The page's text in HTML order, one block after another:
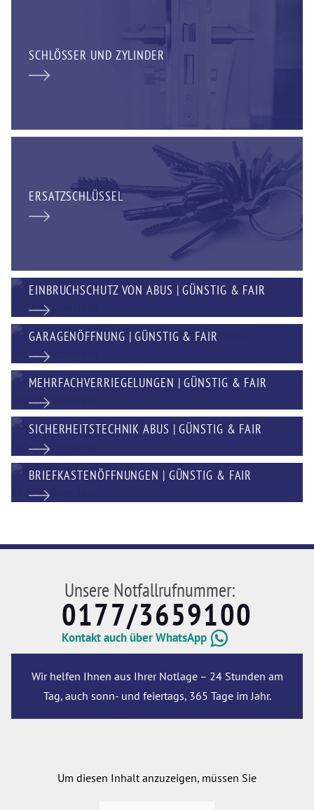
SCHLÖSSER UND ZYLINDER
ERSATZSCHLÜSSEL
EINBRUCHSCHUTZ VON ABUS | GÜNSTIG & FAIR
GARAGENÖFFNUNG | GÜNSTIG & FAIR
MEHRFACHVERRIEGELUNGEN | GÜNSTIG & FAIR
SICHERHEITSTECHNIK ABUS | GÜNSTIG & FAIR
BRIEFKASTENÖFFNUNGEN | GÜNSTIG & FAIR
Unsere Notfallrufnummer:
0177/3659100
Kontakt auch über WhatsApp
Wir helfen Ihnen aus Ihrer Notlage – 24 Stunden am
Tag, auch sonn- und feiertags, 365 Tage im Jahr.
Um diesen Inhalt anzuzeigen, müssen Sie